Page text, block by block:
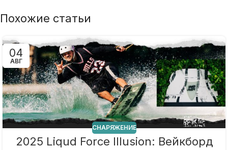
Похожие статьи
04
АВГ
СНАРЯЖЕНИЕ
2025 Liqud Force Illusion: Вейкборд